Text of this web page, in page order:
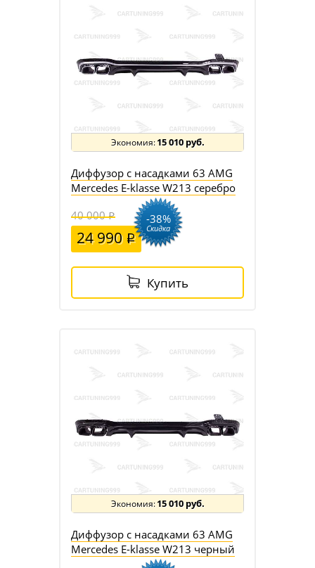
15 010 руб.
Диффузор с насадками 63 AMG
Mercedes E-klasse W213 серебро
40 000
24 990
-38%
Скидка
Купить
15 010 руб.
Диффузор с насадками 63 AMG
Mercedes E-klasse W213 черный